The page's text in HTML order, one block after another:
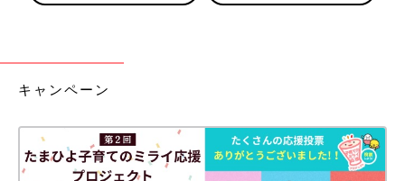
キャンペーン